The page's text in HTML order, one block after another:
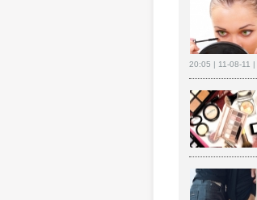
20:05 | 11-08-11 |